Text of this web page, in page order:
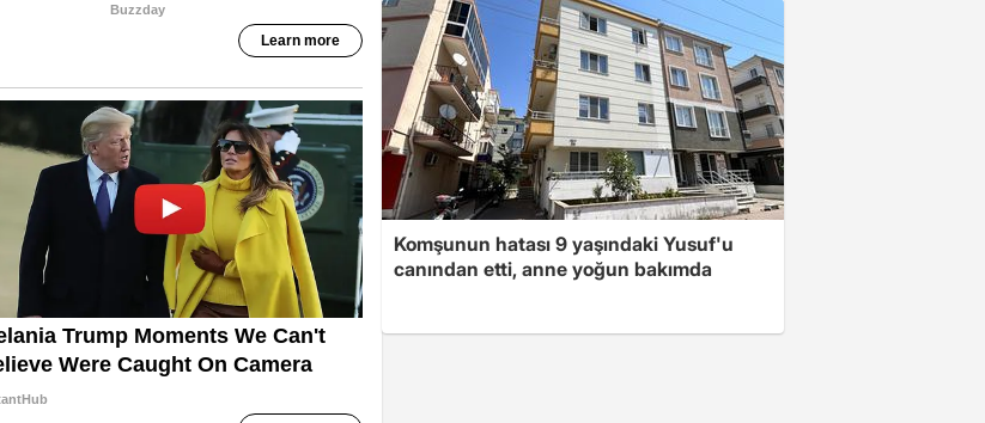
Komşunun hatası 9 yaşındaki Yusuf'u
canından etti, anne yoğun bakımda